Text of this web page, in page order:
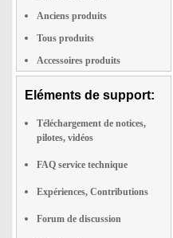
Anciens produits
Tous produits
Accessoires produits
Eléments de support:
Téléchargement de notices,
pilotes, vidéos
FAQ service technique
Expériences, Contributions
Forum de discussion